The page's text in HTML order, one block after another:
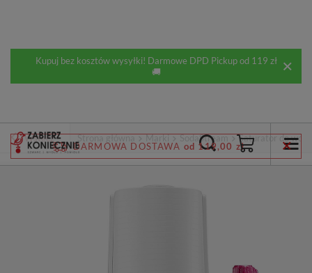
Kupuj bez kosztów wysyłki! Darmowe DPD Pickup od 119 zł
🚚
DARMOWA DOSTAWA od 119,00 zł
Wstecz Strona główna Marki SodaStream Saturator do